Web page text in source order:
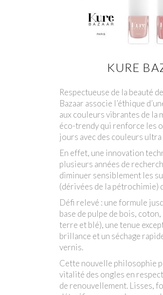
KURE
Respectueuse de la beauté
Bazaar associe l’éthique
aux couleurs vibrantes de la
éco-trendy qui renforce les
jours avec des couleurs
En effet, une innovation
plusieurs années de
diminuer sensiblement les
(dérivées de la pétrochimie)
Défi relevé : une formule
base de pulpe de bois, coton,
terre et blé), une tenue
brillance et un séchage
vernis.
Cette nouvelle philosophie
vitalité des ongles en
de renouvellement. Lisses,